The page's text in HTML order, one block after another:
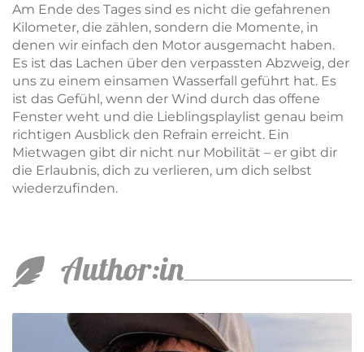
Am Ende des Tages sind es nicht die gefahrenen
Kilometer, die zählen, sondern die Momente, in
denen wir einfach den Motor ausgemacht haben.
Es ist das Lachen über den verpassten Abzweig, der
uns zu einem einsamen Wasserfall geführt hat. Es
ist das Gefühl, wenn der Wind durch das offene
Fenster weht und die Lieblingsplaylist genau beim
richtigen Ausblick den Refrain erreicht. Ein
Mietwagen gibt dir nicht nur Mobilität – er gibt dir
die Erlaubnis, dich zu verlieren, um dich selbst
wiederzufinden.
Author:in